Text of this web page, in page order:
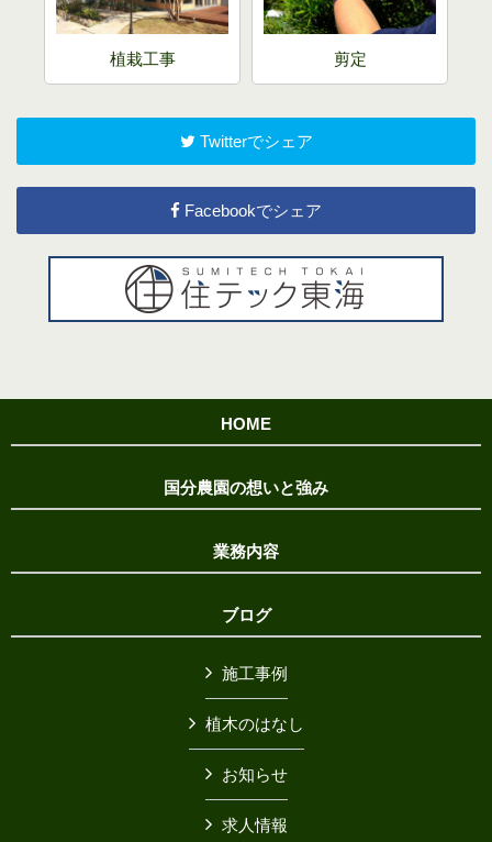
剪定 外構工事
Twitterでシェア
Facebookでシェア
HOME
国分農園の想いと強み
業務内容
ブログ
施工事例
植木のはなし
お知らせ
求人情報